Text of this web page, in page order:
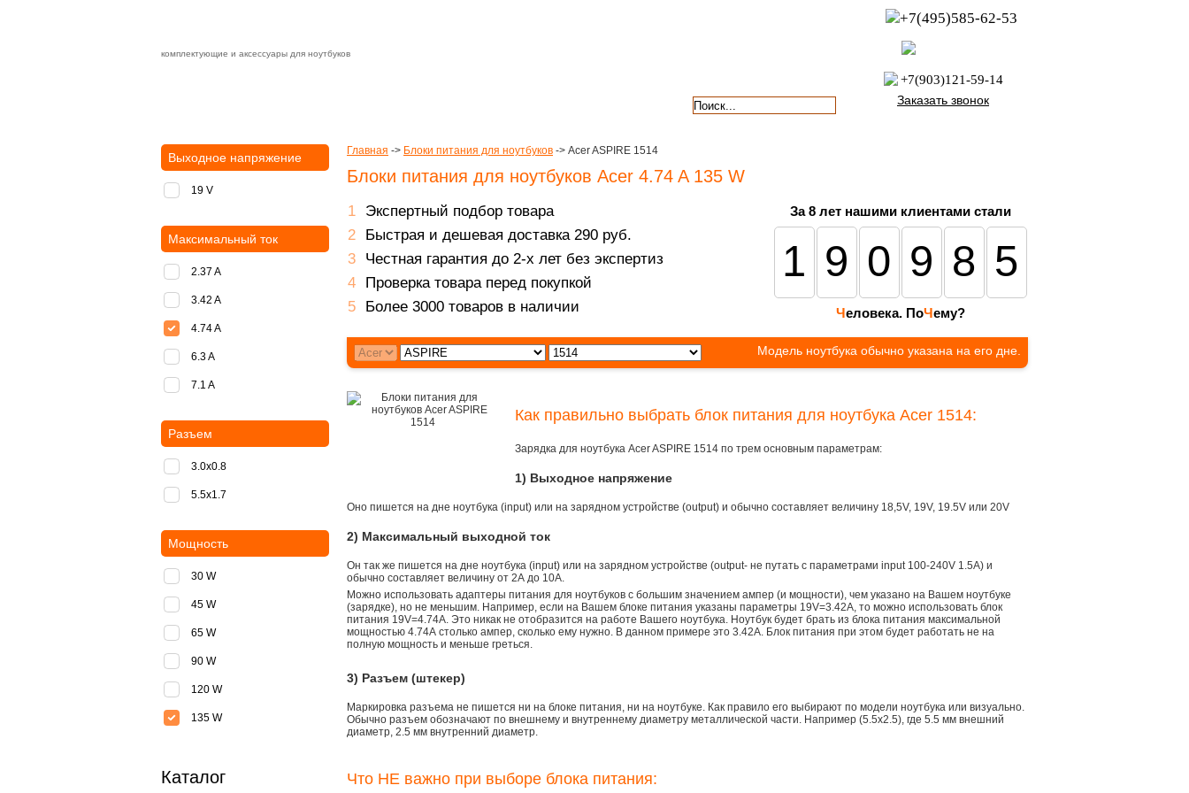
комплектующие и аксессуары для ноутбуков
+7(495)585-62-53
+7(903)121-59-14
Заказать звонок
Главная -> Блоки питания для ноутбуков -> Acer ASPIRE 1514
Блоки питания для ноутбуков Acer 4.74 A 135 W
Экспертный подбор товара
Быстрая и дешевая доставка 290 руб.
Честная гарантия до 2-х лет без экспертиз
Проверка товара перед покупкой
Более 3000 товаров в наличии
За 8 лет нашими клиентами стали
190985
Человека. ПоЧему?
Модель ноутбука обычно указана на его дне.
Как правильно выбрать блок питания для ноутбука Acer 1514:
Зарядка для ноутбука Acer ASPIRE 1514 по трем основным параметрам:
1) Выходное напряжение
Оно пишется на дне ноутбука (input) или на зарядном устройстве (output) и обычно составляет величину 18,5V, 19V, 19.5V или 20V
2) Максимальный выходной ток
Он так же пишется на дне ноутбука (input) или на зарядном устройстве (output- не путать с параметрами input 100-240V 1.5A) и
обычно составляет величину от 2А до 10A.
Можно использовать адаптеры питания для ноутбуков с большим значением ампер (и мощности), чем указано на Вашем ноутбуке
(зарядке), но не меньшим. Например, если на Вашем блоке питания указаны параметры 19V=3.42A, то можно использовать блок
питания 19V=4.74A. Это никак не отобразится на работе Вашего ноутбука. Ноутбук будет брать из блока питания максимальной
мощностью 4.74А столько ампер, сколько ему нужно. В данном примере это 3.42А. Блок питания при этом будет работать не на
полную мощность и меньше греться.
3) Разъем (штекер)
Маркировка разъема не пишется ни на блоке питания, ни на ноутбуке. Как правило его выбирают по модели ноутбука или визуально.
Обычно разъем обозначают по внешнему и внутреннему диаметру металлической части. Например (5.5x2.5), где 5.5 мм внешний
диаметр, 2.5 мм внутренний диаметр.
Что НЕ важно при выборе блока питания:
Выходное напряжение
19 V
Максимальный ток
2.37 A
3.42 A
4.74 A
6.3 A
7.1 A
Разъем
3.0x0.8
5.5х1.7
Мощность
30 W
45 W
65 W
90 W
120 W
135 W
Каталог